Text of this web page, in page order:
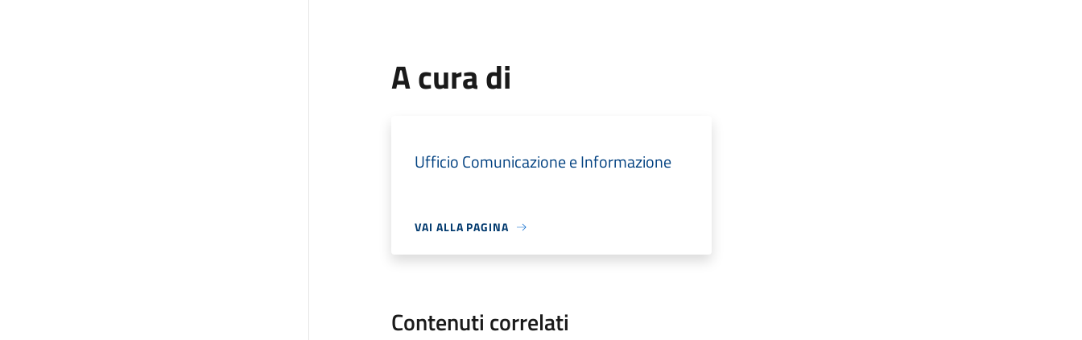
A cura di
Ufficio Comunicazione e Informazione
VAI ALLA PAGINA
Contenuti correlati